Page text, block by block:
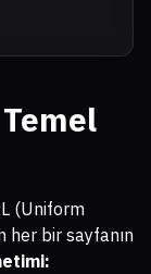
(Uniform
her bir sayfanın